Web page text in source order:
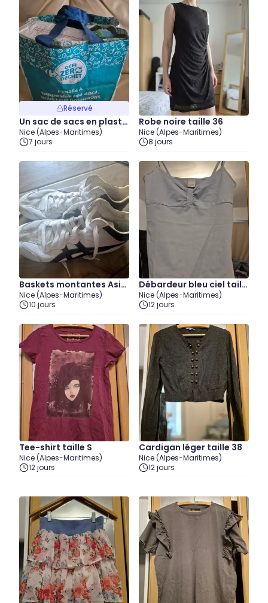
Réservé
Un sac de sacs en plasti
que divers
Nice (Alpes-Maritimes)
7 jours
Robe noire taille 36
Nice (Alpes-Maritimes)
8 jours
Baskets montantes Asic
s blanches et bleues 39
Nice (Alpes-Maritimes)
10 jours
Débardeur bleu ciel taill
e 1
Nice (Alpes-Maritimes)
12 jours
Tee-shirt taille S
Nice (Alpes-Maritimes)
12 jours
Cardigan léger taille 38
Nice (Alpes-Maritimes)
12 jours